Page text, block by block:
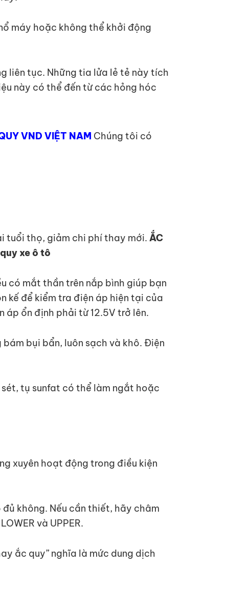
máy hoặc không thể khởi động
liên tục. Những tia lửa lẻ tẻ này tích
này có thể đến từ các hỏng hóc
VND VIỆT NAM Chúng tôi có
tuổi thọ, giảm chi phí thay mới. ẮC
xe ô tô
có mắt thần trên nắp bình giúp bạn
kế để kiểm tra điện áp hiện tại của
ổn định phải từ 12.5V trở lên.
bụi bẩn, luôn sạch và khô. Điện
tụ sunfat có thể làm ngắt hoặc
xuyên hoạt động trong điều kiện
không. Nếu cần thiết, hãy châm
và UPPER.
ắc quy” nghĩa là mức dung dịch